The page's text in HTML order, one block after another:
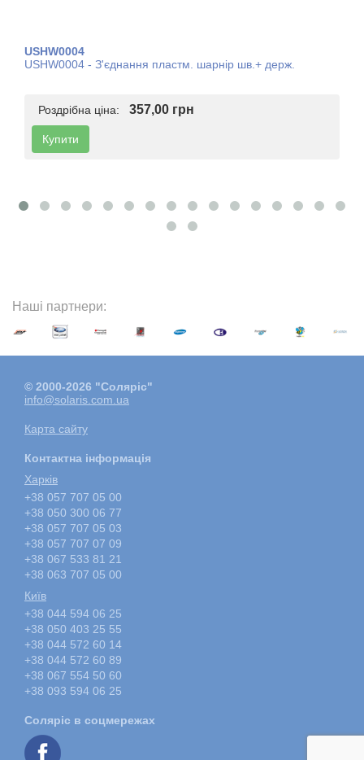
USHW0004
USHW0004 - З'єднання пластм. шарнір шв.+ держ.
Роздрібна ціна: 357,00 грн
Купити
Наші партнери:
© 2000-2026 "Соляріс"
info@solaris.com.ua
Карта сайту
Контактна інформація
Харкiв
+38 057 707 05 00
+38 050 300 06 77
+38 057 707 05 03
+38 057 707 07 09
+38 067 533 81 21
+38 063 707 05 00
Київ
+38 044 594 06 25
+38 050 403 25 55
+38 044 572 60 14
+38 044 572 60 89
+38 067 554 50 60
+38 093 594 06 25
Соляріс в соцмережах